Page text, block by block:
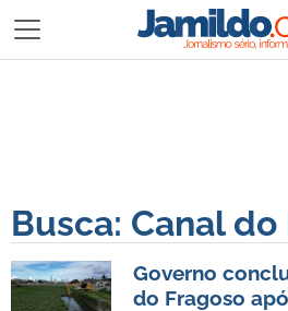
Busca: Canal do
Governo
do Fragoso